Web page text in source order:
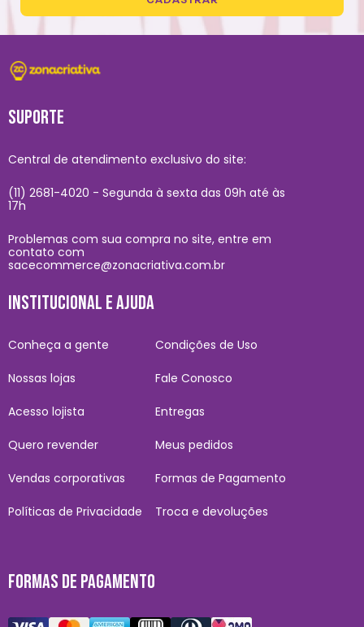
SUPORTE
Central de atendimento exclusivo do site:
(11) 2681-4020 - Segunda à sexta das 09h até às
17h
Problemas com sua compra no site, entre em
contato com
sacecommerce@zonacriativa.com.br
INSTITUCIONAL E AJUDA
Conheça a gente
Nossas lojas
Acesso lojista
Quero revender
Vendas corporativas
Políticas de Privacidade
Condições de Uso
Fale Conosco
Entregas
Meus pedidos
Formas de Pagamento
Troca e devoluções
FORMAS DE PAGAMENTO